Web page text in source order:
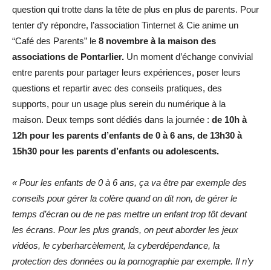
question qui trotte dans la tête de plus en plus de parents. Pour
tenter d’y répondre, l’association Tinternet & Cie anime un
“Café des Parents” le 8 novembre à la maison des
associations de Pontarlier. Un moment d’échange convivial
entre parents pour partager leurs expériences, poser leurs
questions et repartir avec des conseils pratiques, des
supports, pour un usage plus serein du numérique à la
maison. Deux temps sont dédiés dans la journée : de 10h à
12h pour les parents d’enfants de 0 à 6 ans, de 13h30 à
15h30 pour les parents d’enfants ou adolescents.
« Pour les enfants de 0 à 6 ans, ça va être par exemple des
conseils pour gérer la colère quand on dit non, de gérer le
temps d’écran ou de ne pas mettre un enfant trop tôt devant
les écrans. Pour les plus grands, on peut aborder les jeux
vidéos, le cyberharcèlement, la cyberdépendance, la
protection des données ou la pornographie par exemple. Il n’y